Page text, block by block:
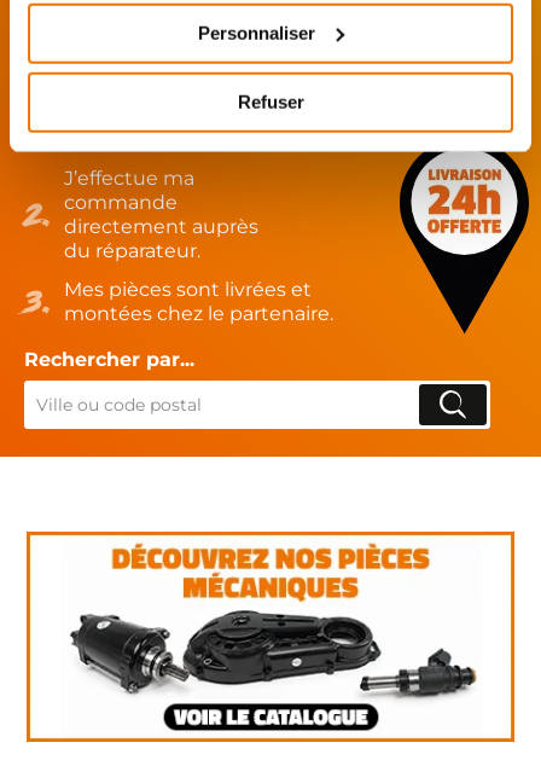
Personnaliser
Refuser
garages partenaires.
Je choisis mon réparateur et me
présente au garage.
J’effectue ma
commande
directement auprès
du réparateur.
Mes pièces sont livrées et
montées chez le partenaire.
Rechercher par...